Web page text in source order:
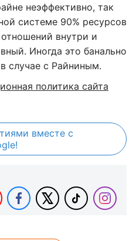
неэффективно, так
системе 90% ресурсов
внутри и
Иногда это банально
случае с Райниным.
политика сайта
вместе с